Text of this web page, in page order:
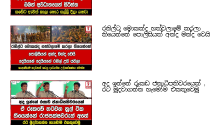
රනිල්ට මොකක්ද හත්වලාමේ කරලා
තියෙන්නේ පොලිසියත් අන්ද මන්ද වෙයි
අද ඉන්නේ රූකඩ ජනාධිපතිවරයෙක් ,
රට මුදවාගන්න හැමෝම එකතුවෙමු